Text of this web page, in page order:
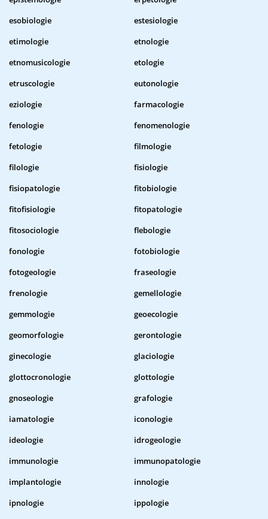
esobiologie
estesiologie
etimologie
etnologie
etnomusicologie
etologie
etruscologie
eutonologie
eziologie
farmacologie
fenologie
fenomenologie
fetologie
filmologie
filologie
fisiologie
fisiopatologie
fitobiologie
fitofisiologie
fitopatologie
fitosociologie
flebologie
fonologie
fotobiologie
fotogeologie
fraseologie
frenologie
gemellologie
gemmologie
geoecologie
geomorfologie
gerontologie
ginecologie
glaciologie
glottocronologie
glottologie
gnoseologie
grafologie
iamatologie
iconologie
ideologie
idrogeologie
immunologie
immunopatologie
implantologie
innologie
ipnologie
ippologie